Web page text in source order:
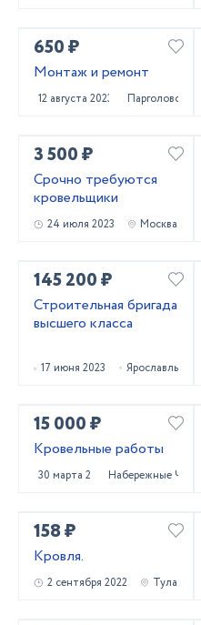
650 ₽
Монтаж и ремонт
12 августа 2023 Парголово
3 500 ₽
Срочно требуются
кровельщики
24 июля 2023 Москва
145 200 ₽
Строительная бригада
высшего класса
17 июня 2023 Ярославль
15 000 ₽
Кровельные работы
30 марта 2023 Набережные Челны
158 ₽
Кровля.
2 сентября 2022 Тула